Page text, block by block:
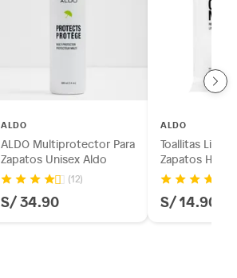
ALDO
ALDO Multiprotector Para
Zapatos Unisex Aldo
(12)
S/ 34.90
ALDO
Toallitas
Zapatos
S/ 14.90